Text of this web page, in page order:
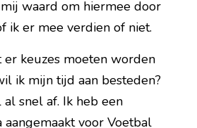
waard om hiermee door
ik er mee verdien of niet.
keuzes moeten worden
ik mijn tijd aan besteden?
snel af. Ik heb een
aangemaakt voor Voetbal